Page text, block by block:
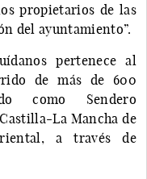
propietarios de las
del ayuntamiento”.
pertenece al
de más de 600
como Sendero
La Mancha de
a través de